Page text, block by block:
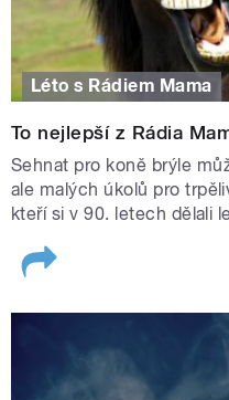
Léto s Rádiem Mama
To nejlepší z Rádia
Sehnat pro koně brýle
ale malých úkolů pro
kteří si v 90. letech dělali